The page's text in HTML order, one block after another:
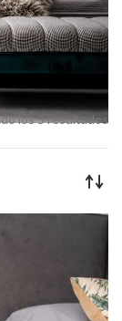
los 5 resultados